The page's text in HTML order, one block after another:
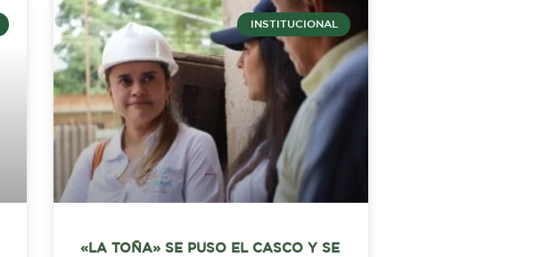
INSTITUCIONAL
«LA TOÑA» SE PUSO EL CASCO Y SE